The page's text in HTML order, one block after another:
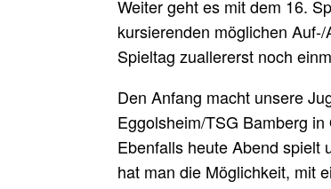
Weiter geht es mit dem 16.
kursierenden möglichen
Spieltag zuallererst noch
Den Anfang macht unsere
Eggolsheim/TSG Bamberg in
Ebenfalls heute Abend spielt
hat man die Möglichkeit, mit